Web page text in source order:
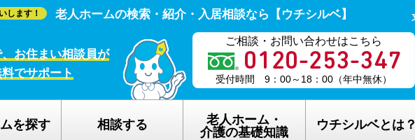
します！ 老人ホームの検索・紹介・入居相談なら【ウチシルベ】
お住まい相談員が
でサポート
ご相談・お問い合わせはこちら
受付時間 9：00～18：00（年中無休）
を探す 相談する
老人ホーム・
介護の基礎知識
ウチシルベとは？